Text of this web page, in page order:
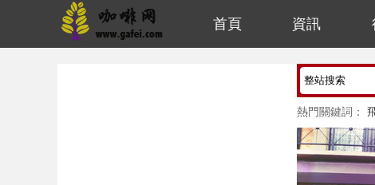
首頁 資訊
熱門關鍵詞：